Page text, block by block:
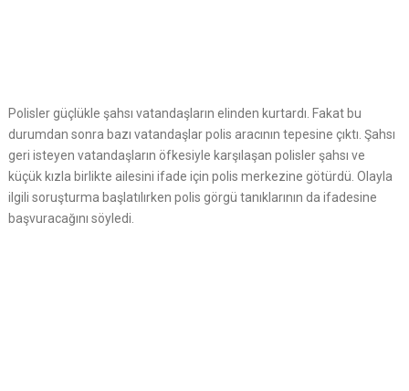
Polisler güçlükle şahsı vatandaşların elinden kurtardı. Fakat bu
durumdan sonra bazı vatandaşlar polis aracının tepesine çıktı. Şahsı
geri isteyen vatandaşların öfkesiyle karşılaşan polisler şahsı ve
küçük kızla birlikte ailesini ifade için polis merkezine götürdü. Olayla
ilgili soruşturma başlatılırken polis görgü tanıklarının da ifadesine
başvuracağını söyledi.